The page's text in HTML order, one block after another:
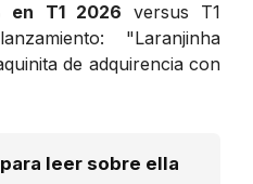
en T1 2026 versus T1
"Laranjinha
de adquirencia con
leer sobre ella